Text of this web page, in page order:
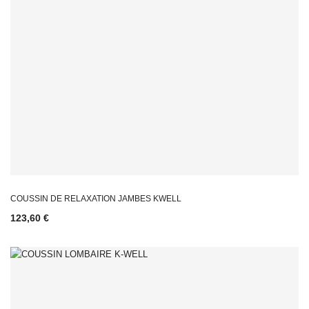
COUSSIN DE RELAXATION JAMBES KWELL
123,60 €